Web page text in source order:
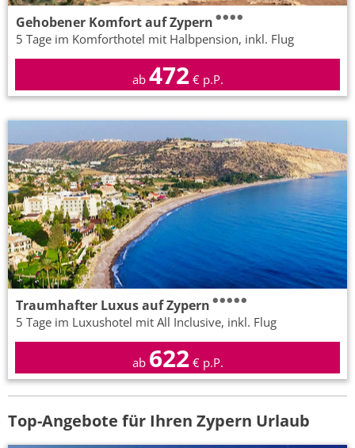
Gehobener Komfort auf Zypern
5 Tage im Komforthotel mit Halbpension, inkl. Flug
ab 472€ p.P.
Traumhafter Luxus auf Zypern
5 Tage im Luxushotel mit All Inclusive, inkl. Flug
ab 622€ p.P.
Top-Angebote für Ihren Zypern Urlaub